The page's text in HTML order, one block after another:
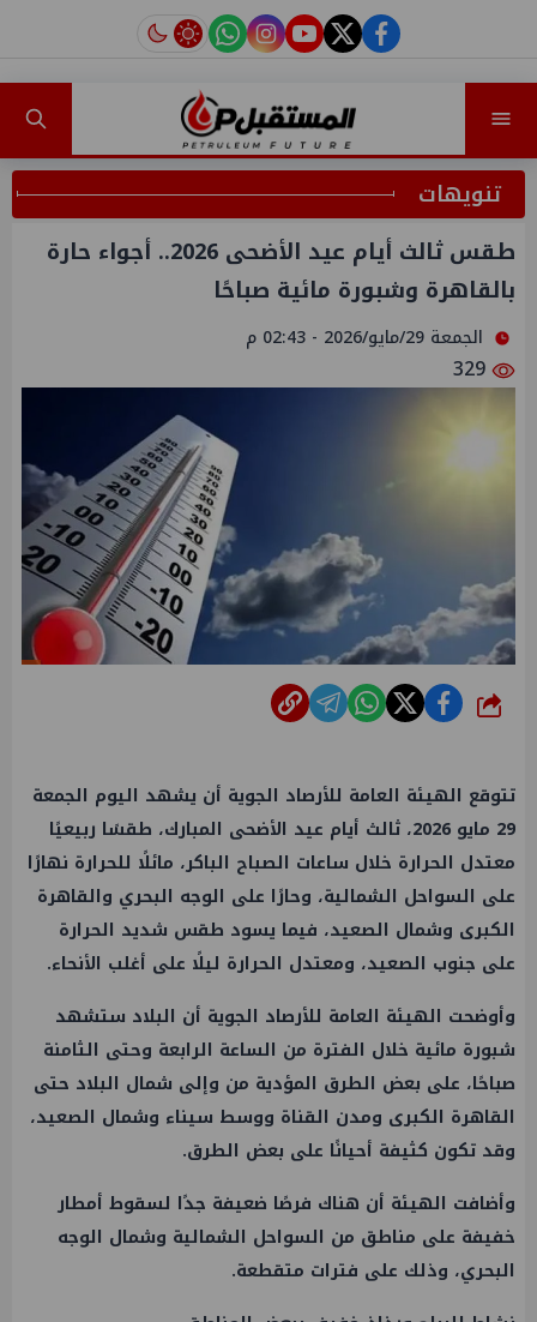
facebook
twitter
youtube
instagram
tiktok
تنويهات
طقس ثالث أيام عيد الأضحى 2026.. أجواء حارة
بالقاهرة وشبورة مائية صباحًا
الجمعة 29/مايو/2026 - 02:43 م
شارك
تتوقع الهيئة العامة للأرصاد الجوية أن يشهد اليوم الجمعة
29 مايو 2026، ثالث أيام عيد الأضحى المبارك، طقسًا ربيعيًا
معتدل الحرارة خلال ساعات الصباح الباكر، مائلًا للحرارة نهارًا
على السواحل الشمالية، وحارًا على الوجه البحري والقاهرة
الكبرى وشمال الصعيد، فيما يسود طقس شديد الحرارة
على جنوب الصعيد، ومعتدل الحرارة ليلًا على أغلب الأنحاء.
وأوضحت الهيئة العامة للأرصاد الجوية أن البلاد ستشهد
شبورة مائية خلال الفترة من الساعة الرابعة وحتى الثامنة
صباحًا، على بعض الطرق المؤدية من وإلى شمال البلاد حتى
القاهرة الكبرى ومدن القناة ووسط سيناء وشمال الصعيد،
وقد تكون كثيفة أحيانًا على بعض الطرق.
وأضافت الهيئة أن هناك فرصًا ضعيفة جدًا لسقوط أمطار
خفيفة على مناطق من السواحل الشمالية وشمال الوجه
البحري، وذلك على فترات متقطعة.